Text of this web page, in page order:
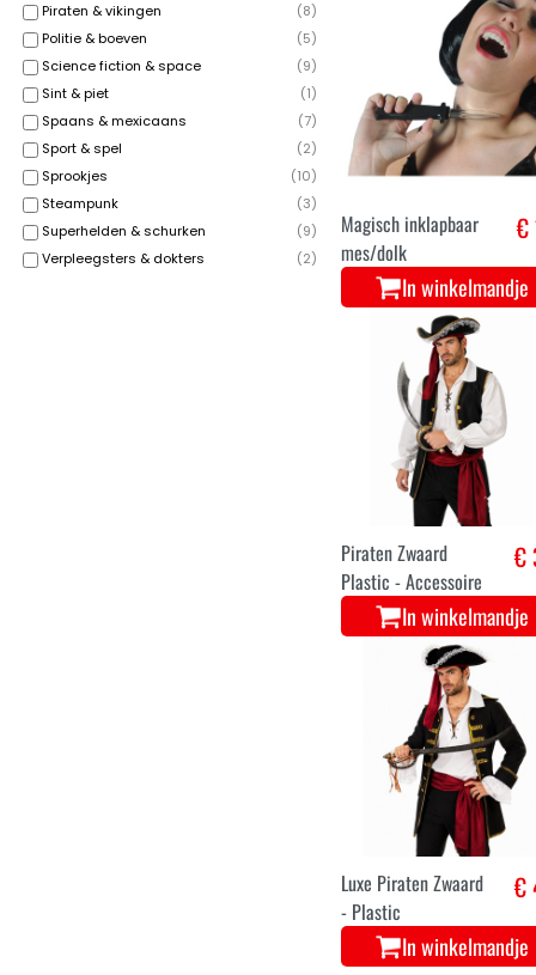
Piraten & vikingen
(8)
Politie & boeven
(5)
Science fiction & space
(9)
Sint & piet
(1)
Spaans & mexicaans
(7)
Sport & spel
(2)
Sprookjes
(10)
Steampunk
(3)
Superhelden & schurken
(9)
Verpleegsters & dokters
(2)
Magisch inklapbaar
mes/dolk
€
In winkelmandje
Piraten Zwaard
Plastic - Accessoire
€
In winkelmandje
Luxe Piraten Zwaard
- Plastic
€
In winkelmandje